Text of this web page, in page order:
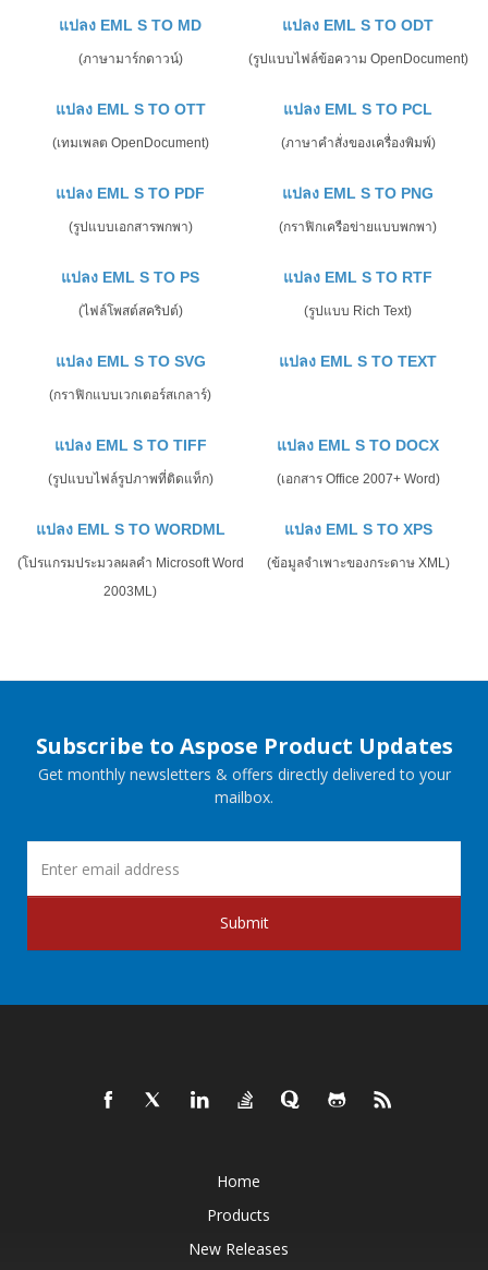
แปลง EML S TO MD
(ภาษามาร์กดาวน์)
แปลง EML S TO ODT
(รูปแบบไฟล์ข้อความ OpenDocument)
แปลง EML S TO OTT
(เทมเพลต OpenDocument)
แปลง EML S TO PCL
(ภาษาคำสั่งของเครื่องพิมพ์)
แปลง EML S TO PDF
(รูปแบบเอกสารพกพา)
แปลง EML S TO PNG
(กราฟิกเครือข่ายแบบพกพา)
แปลง EML S TO PS
(ไฟล์โพสต์สคริปต์)
แปลง EML S TO RTF
(รูปแบบ Rich Text)
แปลง EML S TO SVG
(กราฟิกแบบเวกเตอร์สเกลาร์)
แปลง EML S TO TEXT
แปลง EML S TO TIFF
(รูปแบบไฟล์รูปภาพที่ติดแท็ก)
แปลง EML S TO DOCX
(เอกสาร Office 2007+ Word)
แปลง EML S TO WORDML
(โปรแกรมประมวลผลคำ Microsoft Word
2003ML)
แปลง EML S TO XPS
(ข้อมูลจำเพาะของกระดาษ XML)
Subscribe to Aspose Product Updates
Get monthly newsletters & offers directly delivered to your
mailbox.
Submit
Home
Products
New Releases